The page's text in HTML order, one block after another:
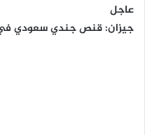
عاجل
جيزان: قنص جندي سعودي في